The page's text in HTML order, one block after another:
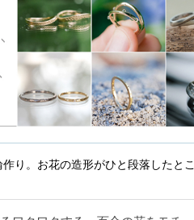
り。お花の造形がひと段落したとこ